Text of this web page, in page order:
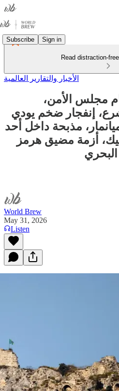
Subscribe Sign in
Read distraction-
الأخبار والتقارير العالمية
مجلس الأمن،
إنفجار ضخم يودي
مذبحة داخل أحد
أزمة مضيق هرمز
World Brew
May 31, 2026
Listen